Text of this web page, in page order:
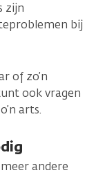
zijn
bij
of zo’n
ook vragen
arts.
andere